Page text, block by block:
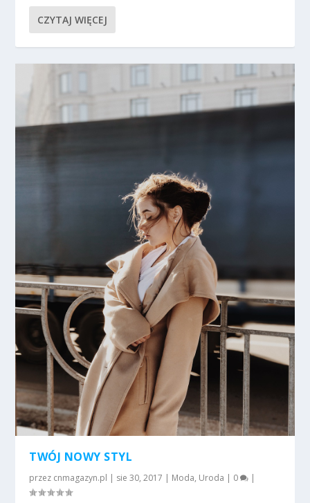
CZYTAJ WIĘCEJ
TWÓJ NOWY STYL
przez cnmagazyn.pl | sie 30, 2017 | Moda, Uroda | 0 |